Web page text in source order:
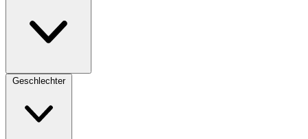
Geschlechter